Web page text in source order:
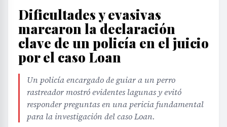
Dificultades y evasivas
marcaron la declaración
clave de un policía en el juicio
por el caso Loan
Un policía encargado de guiar a un perro
rastreador mostró evidentes lagunas y evitó
responder preguntas en una pericia fundamental
para la investigación del caso Loan.